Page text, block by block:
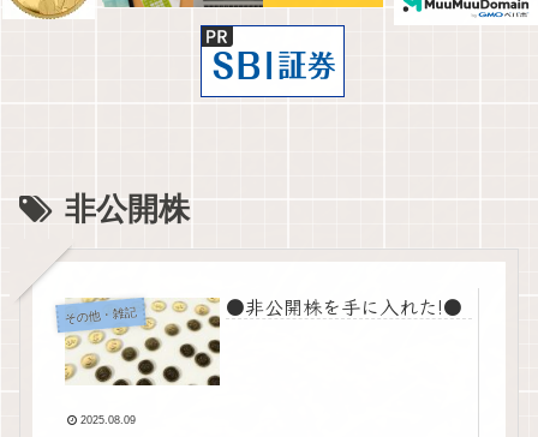
非公開株
その他・雑記 ●非公開株を手に入れた!●
2025.08.09